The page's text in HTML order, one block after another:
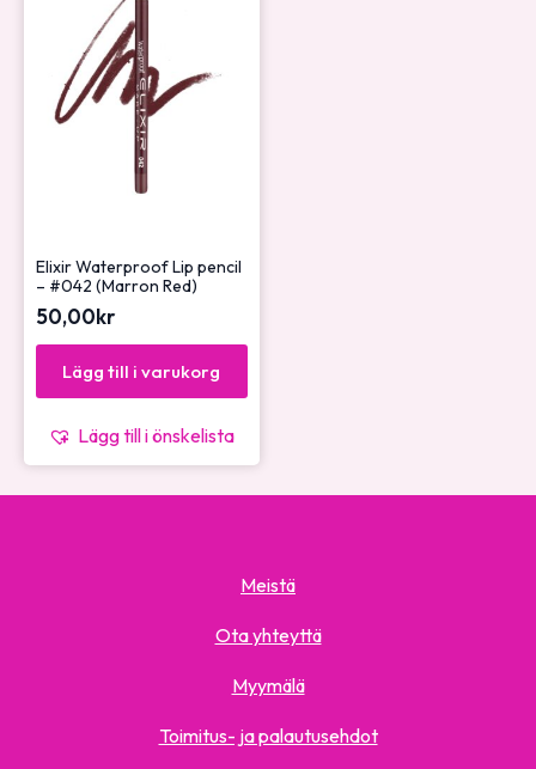
Elixir Waterproof Lip pencil
– #042 (Marron Red)
50,00kr
Lägg till i varukorg
Lägg till i önskelista
Meistä
Ota yhteyttä
Myymälä
Toimitus- ja palautusehdot